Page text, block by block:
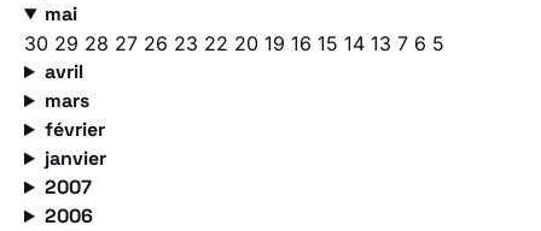
mai
30 29 28 27 26 23 22 20 19 16 15 14 13 7 6 5
avril
mars
février
janvier
2007
2006